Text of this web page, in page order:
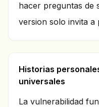
hacer preguntas de
version solo invita a
Historias
universales
La vulnerabilidad